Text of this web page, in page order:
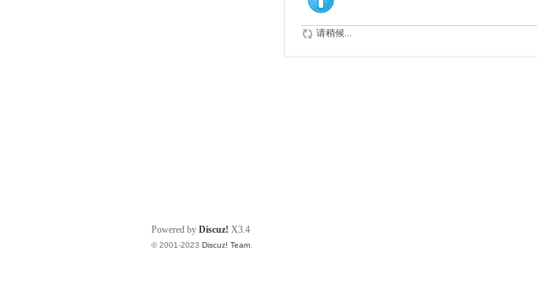
请稍候...
Powered by Discuz! X3.4
© 2001-2023 Discuz! Team